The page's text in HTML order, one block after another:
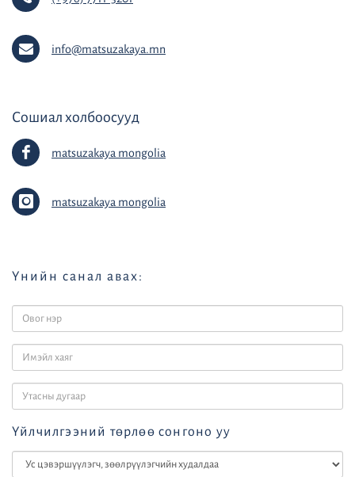
info@matsuzakaya.mn
Сошиал холбоосууд
matsuzakaya mongolia
matsuzakaya mongolia
Үнийн санал авах:
Үйлчилгээний төрлөө сонгоно уу